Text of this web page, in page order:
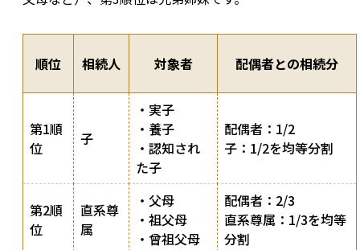
順位 相続人 対象者 配偶者との相続分
第1順
位
子
・実子
・養子
・認知され
た子
配偶者：1/2
子：1/2を均等分割
第2順
位
直系尊
属
・父母
・祖父母
・曾祖父母
配偶者：2/3
直系尊属：1/3を均等
分割